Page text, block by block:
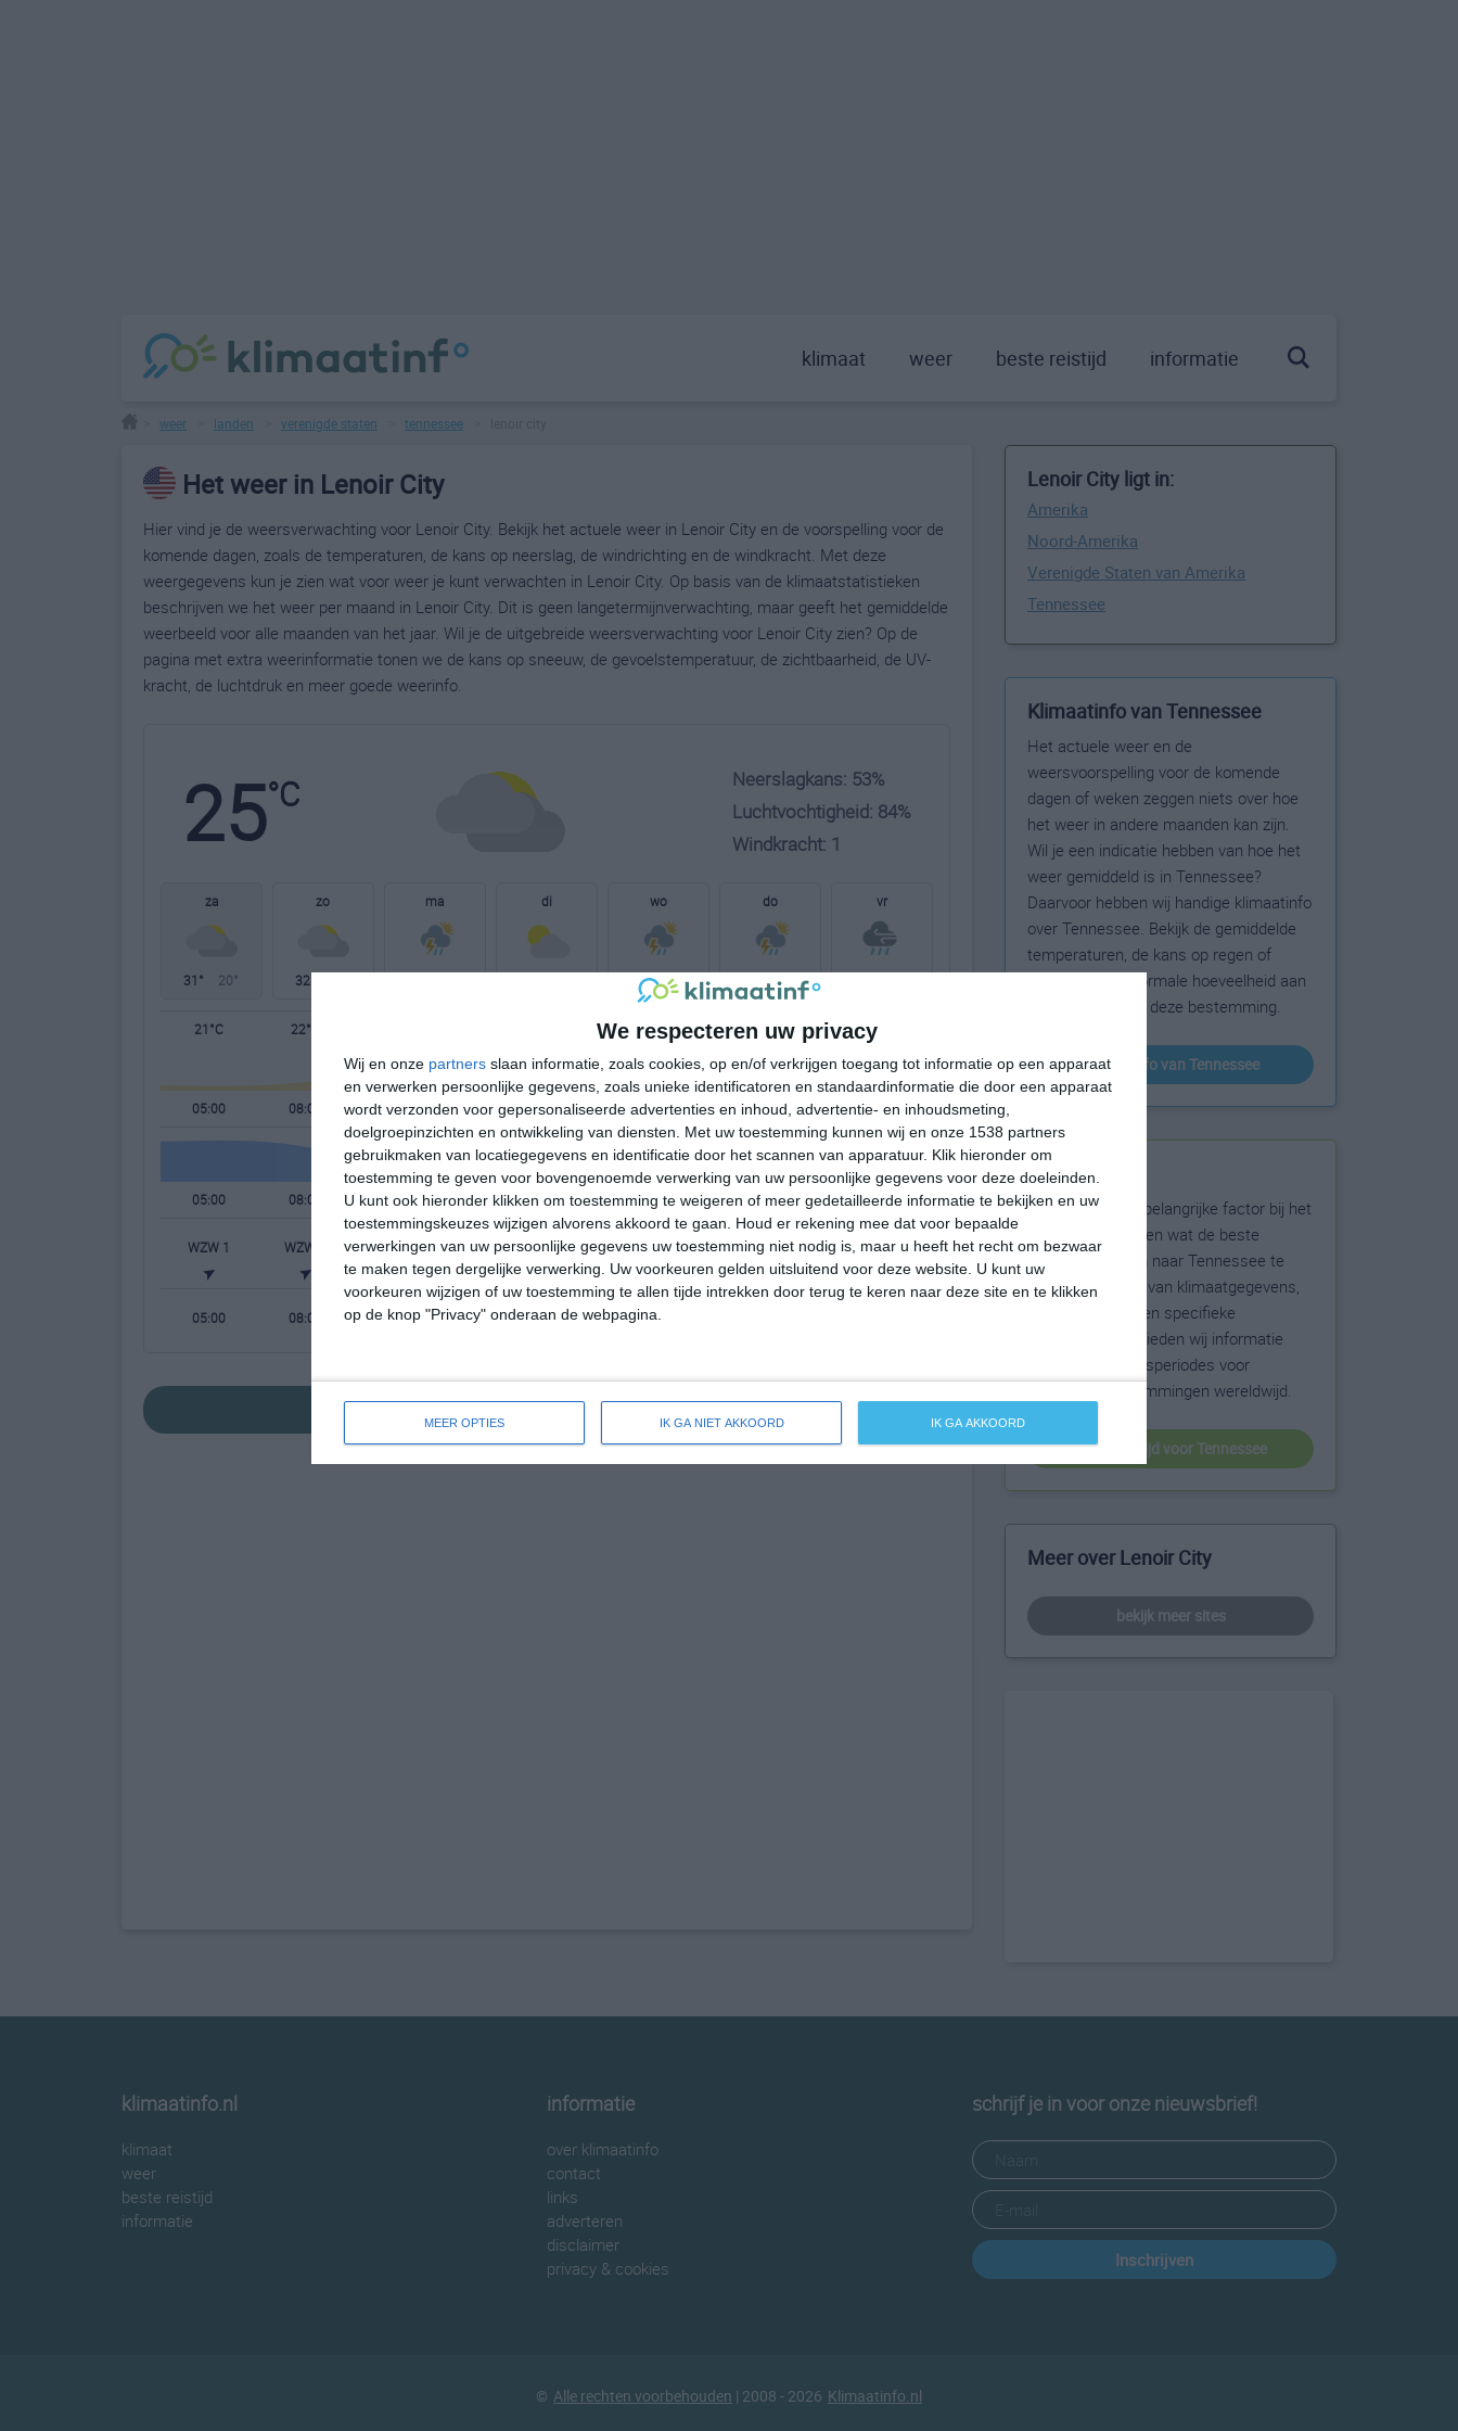
We respecteren uw privacy
Wij en onze partners slaan informatie, zoals cookies, op en/of verkrijgen toegang tot informatie op een apparaat
en verwerken persoonlijke gegevens, zoals unieke identificatoren en standaardinformatie die door een apparaat
wordt verzonden voor gepersonaliseerde advertenties en inhoud, advertentie- en inhoudsmeting,
doelgroepinzichten en ontwikkeling van diensten.
Met uw toestemming kunnen wij en onze 1538 partners
gebruikmaken van locatiegegevens en identificatie door het scannen van apparatuur. Klik hieronder om
toestemming te geven voor bovengenoemde verwerking van uw persoonlijke gegevens voor deze doeleinden.
U kunt ook hieronder klikken om toestemming te weigeren of meer gedetailleerde informatie te bekijken en uw
toestemmingskeuzes wijzigen alvorens akkoord te gaan.
Houd er rekening mee dat voor bepaalde
verwerkingen van uw persoonlijke gegevens uw toestemming niet nodig is, maar u heeft het recht om bezwaar
te maken tegen dergelijke verwerking. Uw voorkeuren gelden uitsluitend voor deze website. U kunt uw
voorkeuren wijzigen of uw toestemming te allen tijde intrekken door terug te keren naar deze site en te klikken
op de knop "Privacy" onderaan de webpagina.
MEER OPTIES IK GA NIET AKKOORD IK GA AKKOORD
klimaat weer beste reistijd informatie
weer landen verenigde staten tennessee
Het weer in Lenoir City
Hier vind je de weersverwachting voor Lenoir City. Bekijk het actuele weer in Lenoir City en de voorspelling voor de
komende dagen, zoals de temperaturen, de kans op neerslag, de windrichting en de windkracht. Met deze
weergegevens kun je zien wat voor weer je kunt verwachten in Lenoir City. Op basis van de klimaatstatistieken
beschrijven we het weer per maand in Lenoir City. Dit is geen langetermijnverwachting, maar geeft het gemiddelde
weerbeeld voor alle maanden van het jaar. Wil je de uitgebreide weersverwachting voor Lenoir City zien? Op de
pagina met extra weerinformatie tonen we de kans op sneeuw, de gevoelstemperatuur, de zichtbaarheid, de UV-
kracht, de luchtdruk en meer goede weerinfo.
25°C
Neerslagkans: 53%
Luchtvochtigheid: 84%
Windkracht: 1
za
31° 20°
zo
32°
ma di wo
30° 22°
do
22°
vr
21°C 22°C 30°C 26°C 24°C 22°C
05:00 08:00 11:00 14:00 17:00 20:00 23:00 02:00
05:00 08:00 11:00 14:00 17:00 20:00 23:00 02:00
WZW 1 WZW 1 ZW 2 W 2 WZW 1 ZZW 1 Z 0 ZZW 0
05:00 08:00 11:00 14:00 17:00
bekijk de uitgebreide weersverwachting voor Lenoir City
Lenoir City ligt in:
Amerika
Noord-Amerika
Verenigde Staten van Amerika
Tennessee
Klimaatinfo van Tennessee
Het actuele weer en de
weersvoorspelling voor de komende
dagen of weken zeggen niets over hoe
het weer in andere maanden kan zijn.
Wil je een indicatie hebben van hoe het
weer gemiddeld is in Tennessee?
Daarvoor hebben wij handige klimaatinfo
over Tennessee. Bekijk de gemiddelde
temperaturen, de kans op regen of
sneeuw en de normale hoeveelheid aan
zonneschijn voor deze bestemming.
klimaatinfo van Tennessee
Beste reistijd
Het weer is een belangrijke factor bij het
reizen. Wil je weten wat de beste
maanden zijn om naar Tennessee te
reizen? Op basis van klimaatgegevens,
weersextremen en specifieke
weerinformatie bieden wij informatie
over de beste reisperiodes voor
duizenden bestemmingen wereldwijd.
beste reistijd voor Tennessee
Meer over Lenoir City
bekijk meer sites
klimaatinfo.nl
klimaat
weer
beste reistijd
informatie
informatie
over klimaatinfo
contact
links
adverteren
disclaimer
privacy & cookies
schrijf je in voor onze nieuwsbrief!
Inschrijven
© Alle rechten voorbehouden | 2008 - 2026 Klimaatinfo.nl